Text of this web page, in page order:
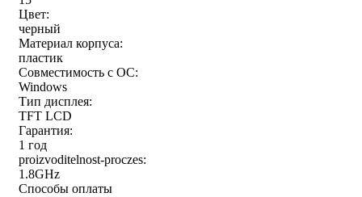
Цвет:
черный
Материал корпуса:
пластик
Совместимость с ОС:
Windows
Тип дисплея:
TFT LCD
Гарантия:
1 год
proizvoditelnost-proczes:
1.8GHz
Способы оплаты